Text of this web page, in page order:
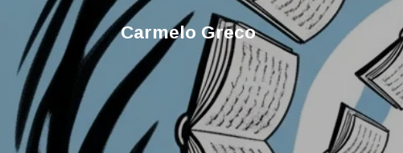
Carmelo Greco